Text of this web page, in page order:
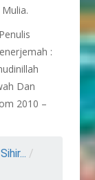
Penulis
:
Dan
2010 –
/